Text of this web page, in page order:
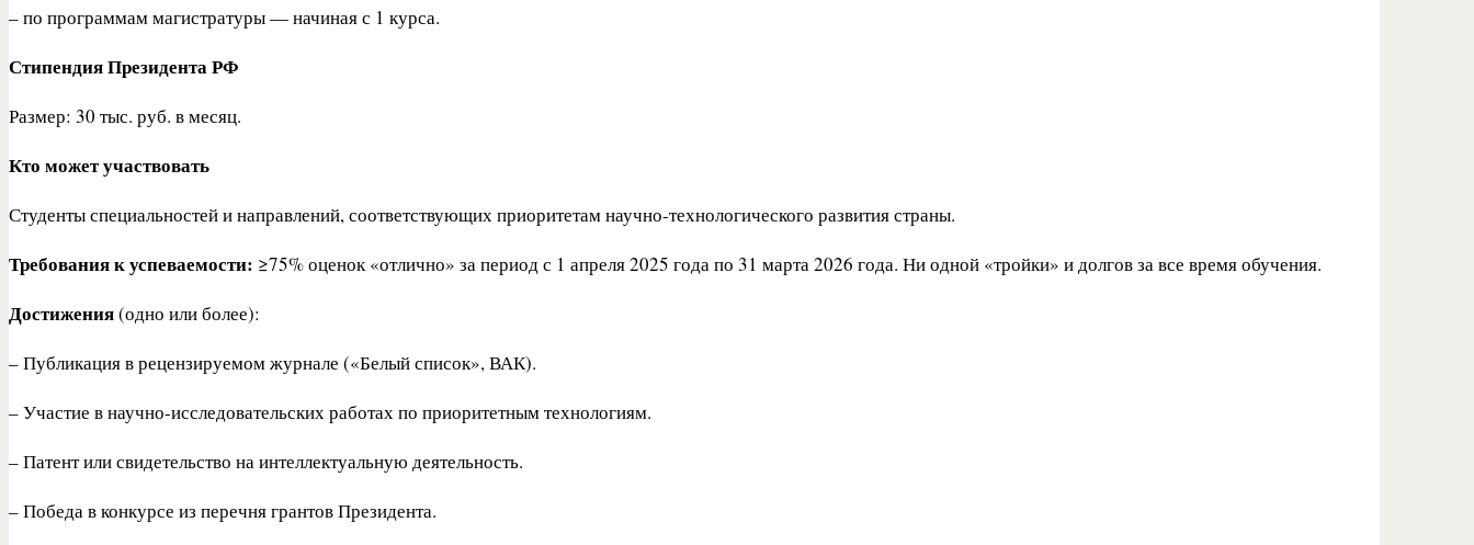
– по программам магистратуры — начиная с 1 курса.
Стипендия Президента РФ
Размер: 30 тыс. руб. в месяц.
Кто может участвовать
Студенты специальностей и направлений, соответствующих приоритетам научно-технологического развития страны.
Требования к успеваемости: ≥75% оценок «отлично» за период с 1 апреля 2025 года по 31 марта 2026 года. Ни одной «тройки» и долгов за все время обучения.
Достижения(одно или более):
– Публикация в рецензируемом журнале («Белый список», ВАК).
– Участие в научно-исследовательских работах по приоритетным технологиям.
– Патент или свидетельство на интеллектуальную деятельность.
– Победа в конкурсе из перечня грантов Президента.